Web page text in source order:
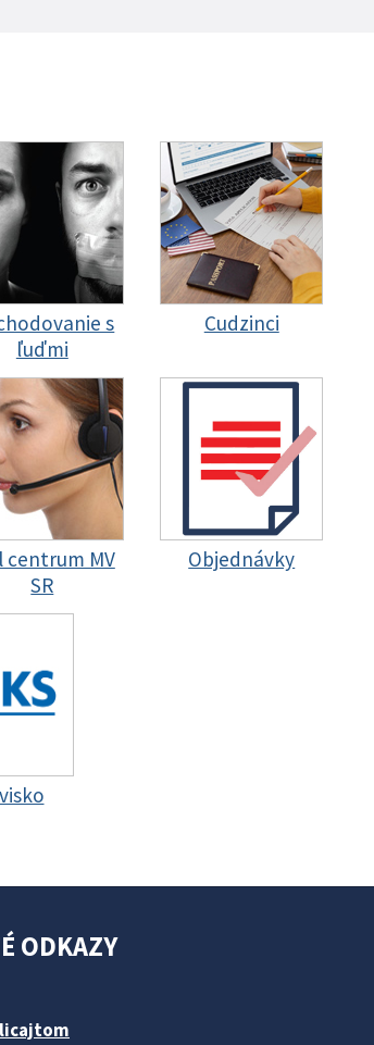
s
ľuďmi
Cudzinci
centrum MV
SR
Objednávky
ODKAZY